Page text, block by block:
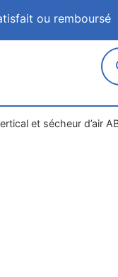
ou remboursé
et sécheur d’air